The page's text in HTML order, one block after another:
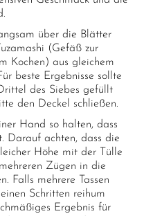
über die Blätter
(Gefäß zur
Kochen) aus gleichem
beste Ergebnisse sollte
des Siebes gefüllt
den Deckel schließen.
Hand so halten, dass
Darauf achten, dass die
Höhe mit der Tülle
Zügen in die
Falls mehrere Tassen
Schritten reihum
Ergebnis für